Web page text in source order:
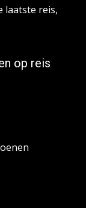
laatste reis,
op reis